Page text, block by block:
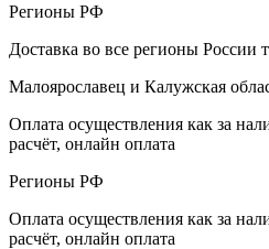
Регионы РФ
Доставка во все регионы
Малоярославец и Калужская
Оплата осуществления как за
расчёт, онлайн оплата
Регионы РФ
Оплата осуществления как за
расчёт, онлайн оплата